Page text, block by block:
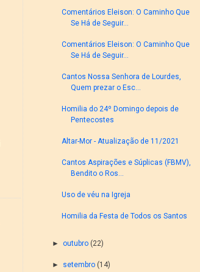
Comentários Eleison: O Caminho Que
Se Há de Seguir...
Comentários Eleison: O Caminho Que
Se Há de Seguir...
Cantos Nossa Senhora de Lourdes,
Quem prezar o Esc...
Homilia do 24º Domingo depois de
Pentecostes
Altar-Mor - Atualização de 11/2021
Cantos Aspirações e Súplicas (FBMV),
Bendito o Ros...
Uso de véu na Igreja
Homilia da Festa de Todos os Santos
►outubro (22)
► setembro (14)